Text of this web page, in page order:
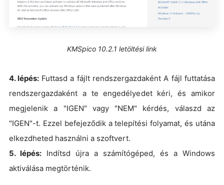
KMSpico 10.2.1 letöltési link
4. lépés: Futtasd a fájlt rendszergazdaként A fájl futtatása
rendszergazdaként a te engedélyedet kéri, és amikor
megjelenik a "IGEN" vagy "NEM" kérdés, válaszd az
"IGEN"-t. Ezzel befejeződik a telepítési folyamat, és utána
elkezdheted használni a szoftvert.
5. lépés: Indítsd újra a számítógéped, és a Windows
aktiválása megtörténik.